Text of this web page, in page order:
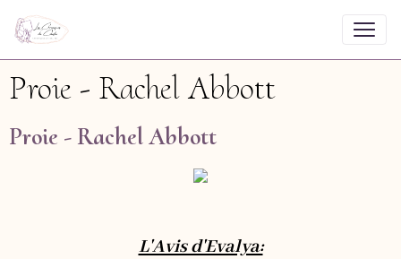
Proie - Rachel Abbott
Proie - Rachel Abbott
L'Avis d'Evalya: